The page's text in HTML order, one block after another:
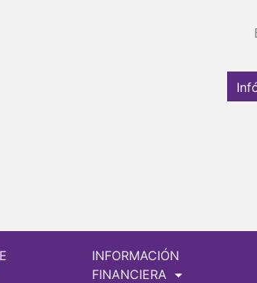
INFORMACIÓN
FINANCIERA